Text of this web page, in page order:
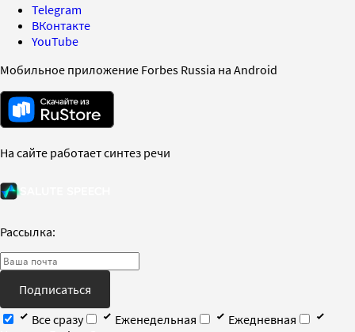
Telegram
ВКонтакте
YouTube
Мобильное приложение Forbes Russia на Android
На сайте работает синтез речи
Рассылка:
Подписаться
Все сразу
Еженедельная
Ежедневная